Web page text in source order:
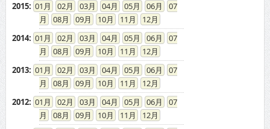
2015: 01 02 03 04 05 06
07
08
09 10 11
12
2014: 01 02 03 04 05 06
07
08
09 10 11
12
2013: 01 02 03 04 05 06
07
08
09 10 11
12
2012: 01 02 03 04 05 06
07
08
09 10 11
12